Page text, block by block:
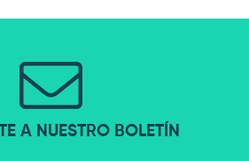
A NUESTRO BOLETÍN